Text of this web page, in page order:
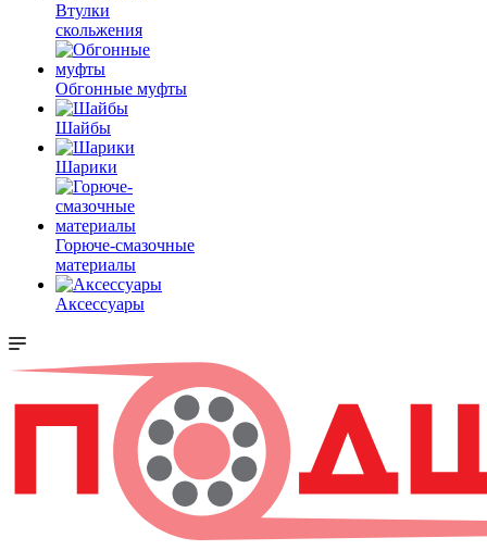
Втулки
скольжения
Обгонные муфты
Шайбы
Шарики
Горюче-смазочные
материалы
Аксессуары